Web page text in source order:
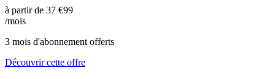
à partir de 37 €99
/mois
3 mois d'abonnement offerts
Découvrir cette offre